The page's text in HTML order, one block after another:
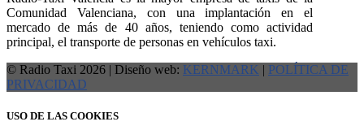
Comunidad Valenciana, con una implantación en el
mercado de más de 40 años, teniendo como actividad
principal, el transporte de personas en vehículos taxi.
© Radio Taxi 2026 | Diseño web: KERNMARK | POLÍTICA DE
PRIVACIDAD
USO DE LAS COOKIES